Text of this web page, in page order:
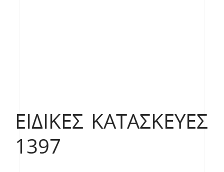
ΕΙΔΙΚΈΣ ΚΑΤΑΣΚΕΥΈΣ
1397